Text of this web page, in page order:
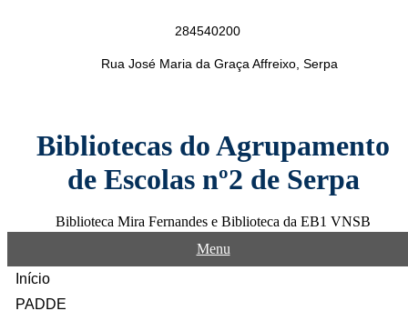
284540200
Rua José Maria da Graça Affreixo, Serpa
Bibliotecas do Agrupamento
de Escolas nº2 de Serpa
Biblioteca Mira Fernandes e Biblioteca da EB1 VNSB
Menu
Início
PADDE